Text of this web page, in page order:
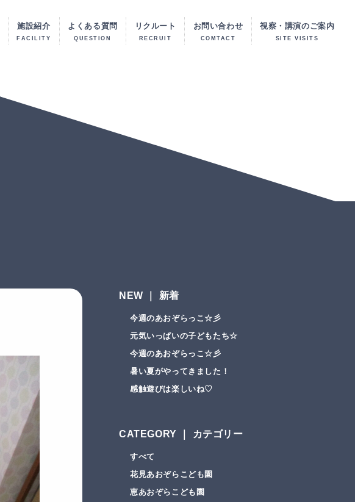
施設紹介
FACILITY
よくある質問
QUESTION
リクルート
RECRUIT
お問い合わせ
COMTACT
視察・講演のご案内
SITE VISITS
NEW ｜ 新着
今週のあおぞらっこ☆彡
元気いっぱいの子どもたち☆
今週のあおぞらっこ☆彡
暑い夏がやってきました！
感触遊びは楽しいね♡
CATEGORY ｜ カテゴリー
すべて
花見あおぞらこども園
恵あおぞらこども園